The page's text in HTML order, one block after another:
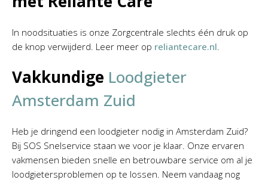
In noodsituaties is onze Zorgcentrale slechts één druk op
de knop verwijderd. Leer meer op reliantecare.nl.
Vakkundige Loodgieter
Amsterdam Zuid
Heb je dringend een loodgieter nodig in Amsterdam Zuid?
Bij SOS Snelservice staan we voor je klaar. Onze ervaren
vakmensen bieden snelle en betrouwbare service om al je
loodgietersproblemen op te lossen. Neem vandaag nog